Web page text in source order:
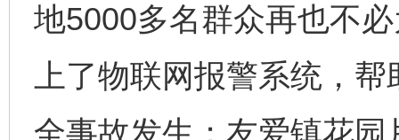
地5000多名群众再也不
上了物联网报警系统，
全事故发生；友爱镇花